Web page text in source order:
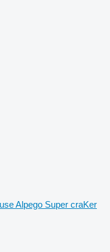
Alpego Super craKer